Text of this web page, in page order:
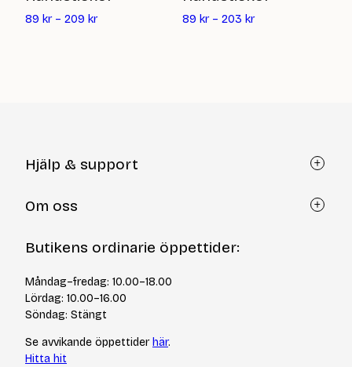
89 kr – 209 kr 89 kr – 203 kr
Hjälp & support
Återköp via formulär
Frågor och svar
Cookiepolicy
Integritetspolicy
Om oss
Om Yllotyll
Kurser & events
Tips & tekniker
Varumärken
Jobba hos oss
Butikens ordinarie öppettider:
Måndag–fredag: 10.00–18.00
Lördag: 10.00–16.00
Söndag: Stängt
Se avvikande öppettider här.
Hitta hit